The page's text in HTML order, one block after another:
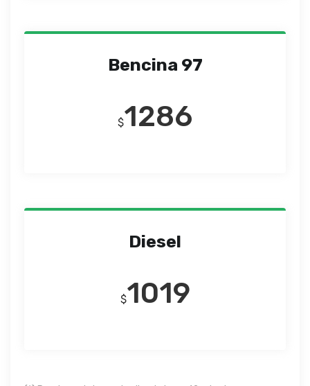
Bencina 97
$1286
Diesel
$1019